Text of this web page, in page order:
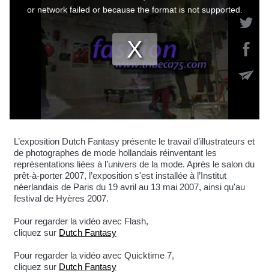
L’exposition Dutch Fantasy présente le travail d’illustrateurs et
de photographes de mode hollandais réinventant les
représentations liées à l’univers de la mode. Après le salon du
prêt-à-porter 2007, l’exposition s'est installée à l’Institut
néerlandais de Paris du 19 avril au 13 mai 2007, ainsi qu'au
festival de Hyères 2007.
Pour regarder la vidéo avec Flash,
cliquez sur Dutch Fantasy
Pour regarder la vidéo avec Quicktime 7,
cliquez sur Dutch Fantasy